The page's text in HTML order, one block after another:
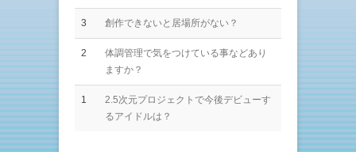
3 創作できないと居場所がない？
2
体調管理で気をつけている事などあり
ますか？
1
2.5次元プロジェクトで今後デビューす
るアイドルは？